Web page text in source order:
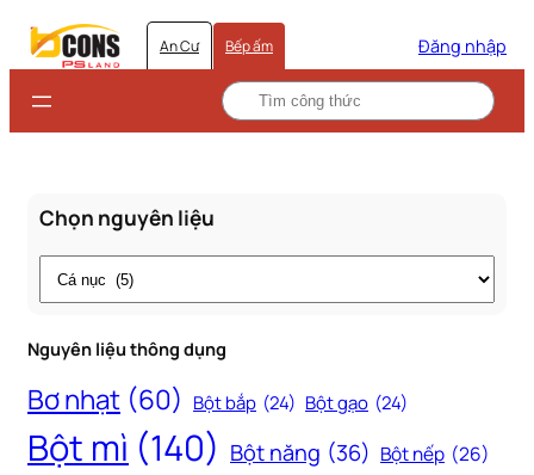
An Cư Bếp ấm Đăng nhập
Chọn nguyên liệu
Thẻ
Nguyên liệu thông dụng
Bơ nhạt (60) Bột bắp (24) Bột gạo (24)
Bột mì (140) Bột năng (36) Bột nếp (26)